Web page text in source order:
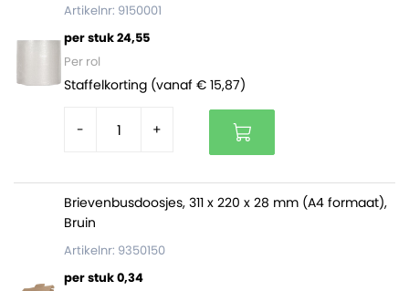
De verzendzakken zijn
Op een volle pallet zitten 8.000 zakken (32 dozen).
Artikelnr: 9150001
per stuk 24,55
Per rol
Staffelkorting (vanaf € 15,87)
- +
Brievenbusdoosjes, 311 x 220 x 28 mm (A4 formaat),
Bruin
Artikelnr: 9350150
per stuk 0,34